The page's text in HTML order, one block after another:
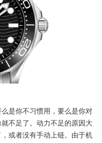
是你不习惯用，要么是你对
不足了。动力不足的原因大
或者没有手动上链。由于机